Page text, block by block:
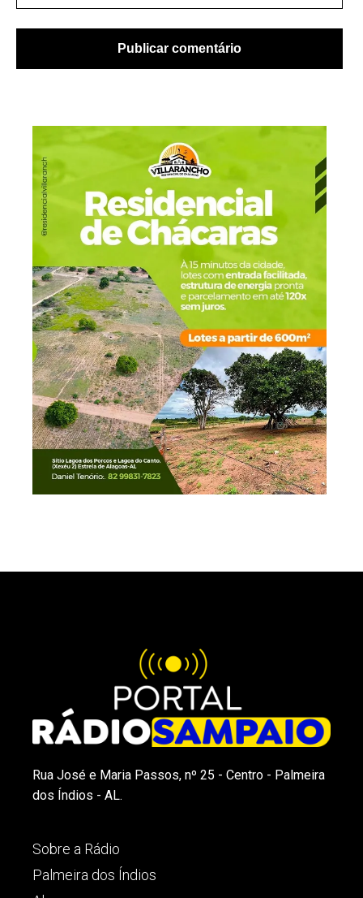
Rua José e Maria Passos, nº 25 - Centro - Palmeira
dos Índios - AL.
Sobre a Rádio
Palmeira dos Índios